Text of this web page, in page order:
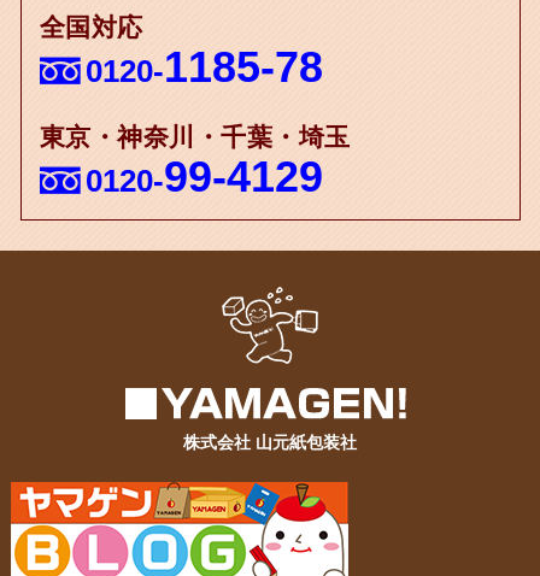
全国対応
0120-1185-78
東京・神奈川・千葉・埼玉
0120-99-4129
株式会社 山元紙包装社